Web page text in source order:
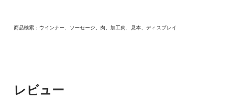
商品検索：ウインナー、ソーセージ、肉、加工肉、見本、ディスプレイ
レビュー